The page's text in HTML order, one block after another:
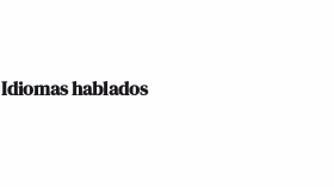
Idiomas hablados
Idiomas hablados